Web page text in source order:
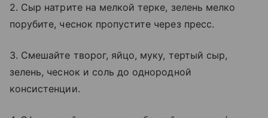
2. Сыр натрите на мелкой терке, зелень мелко
порубите, чеснок пропустите через пресс.
3. Смешайте творог, яйцо, муку, тертый сыр,
зелень, чеснок и соль до однородной
консистенции.